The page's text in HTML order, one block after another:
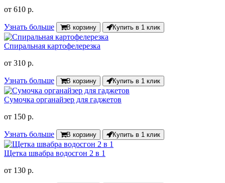
от 610 р.
Узнать больше В корзину Купить в 1 клик
Спиральная картофелерезка
от 310 р.
Узнать больше В корзину Купить в 1 клик
Сумочка органайзер для гаджетов
от 150 р.
Узнать больше В корзину Купить в 1 клик
Щетка швабра водосгон 2 в 1
от 130 р.